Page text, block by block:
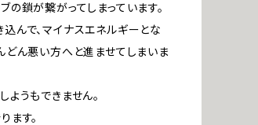
の鎖が繋がってしまっています。
んで、マイナスエネルギーとな
どん悪い方へと進ませてしまいま
ようもできません。
ます。